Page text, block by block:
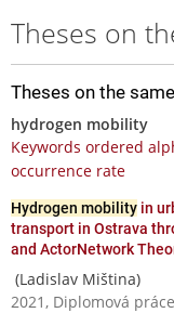
Theses on
Theses on the
hydrogen mobility
Keywords ordered
occurrence rate
Hydrogen mobility in
transport in Ostrava
and ActorNetwork
(Ladislav Miština)
2021, Diplomová